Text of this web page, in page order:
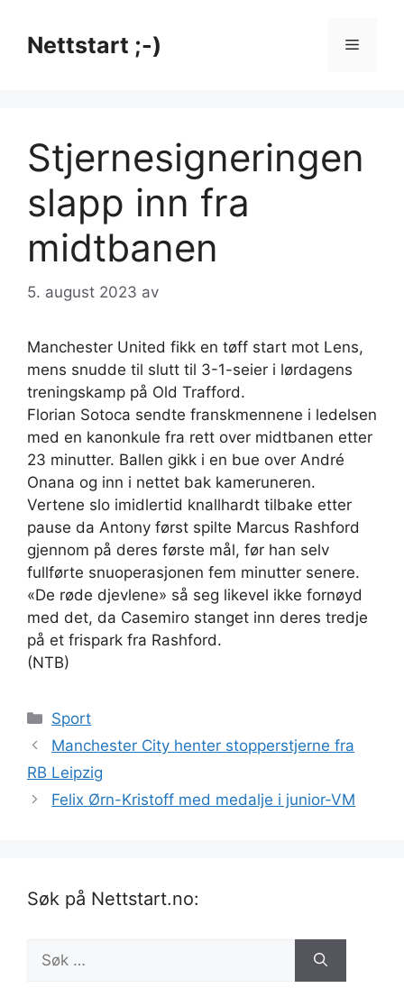
innholdNettstart ;-) Meny
Stjernesigneringen
slapp inn fra
midtbanen
5. august 2023 av
Manchester United fikk en tøff start mot Lens,
mens snudde til slutt til 3-1-seier i lørdagens
treningskamp på Old Trafford.
Florian Sotoca sendte franskmennene i ledelsen
med en kanonkule fra rett over midtbanen etter
23 minutter. Ballen gikk i en bue over André
Onana og inn i nettet bak kameruneren.
Vertene slo imidlertid knallhardt tilbake etter
pause da Antony først spilte Marcus Rashford
gjennom på deres første mål, før han selv
fullførte snuoperasjonen fem minutter senere.
«De røde djevlene» så seg likevel ikke fornøyd
med det, da Casemiro stanget inn deres tredje
på et frispark fra Rashford.
(NTB)
Kategorier
Sport
Manchester City henter stopperstjerne fra
RB Leipzig
Felix Ørn-Kristoff med medalje i junior-VM
Søk på Nettstart.no:
etter: